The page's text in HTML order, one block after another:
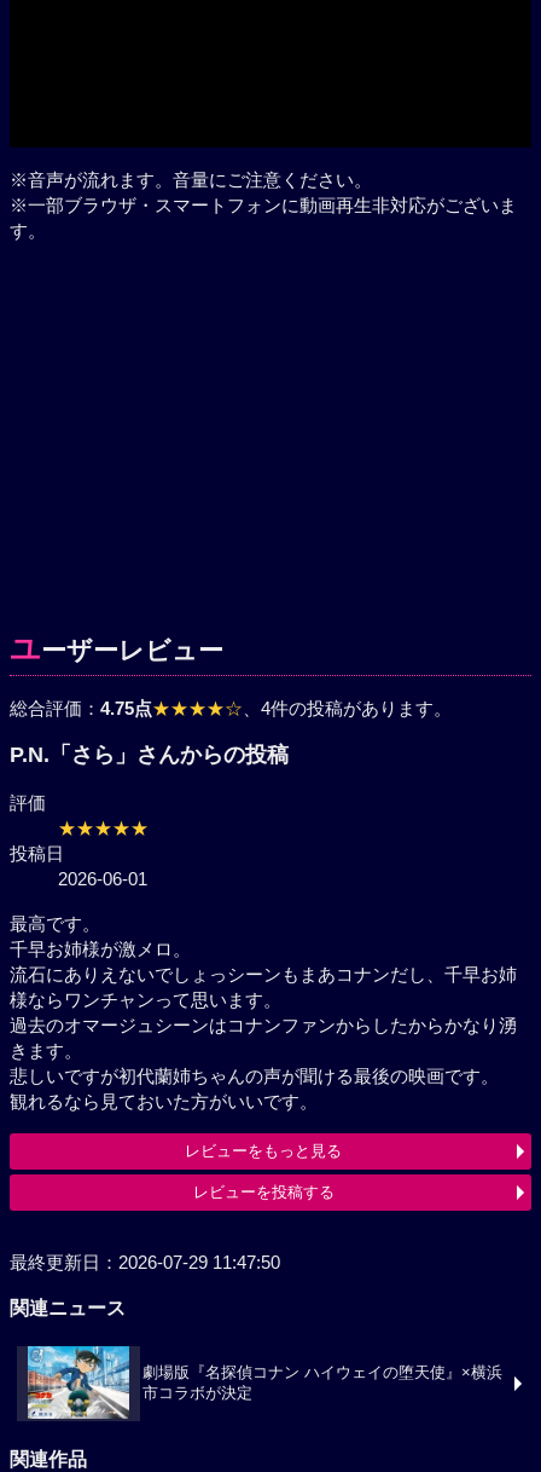
※音声が流れます。音量にご注意ください。
※一部ブラウザ・スマートフォンに動画再生非対応がございま
す。
ユーザーレビュー
総合評価： 4.75点★★★★☆ 、4件の投稿があります。
P.N.「さら」さんからの投稿
評価
★★★★★
投稿日
2026-06-01
最高です。
千早お姉様が激メロ。
流石にありえないでしょっシーンもまあコナンだし、千早お姉
様ならワンチャンって思います。
過去のオマージュシーンはコナンファンからしたからかなり湧
きます。
悲しいですが初代蘭姉ちゃんの声が聞ける最後の映画です。
観れるなら見ておいた方がいいです。
レビューをもっと見る
レビューを投稿する
最終更新日：2026-07-29 11:47:50
関連ニュース
劇場版『名探偵コナン ハイウェイの堕天使』×横浜
市コラボが決定
関連作品